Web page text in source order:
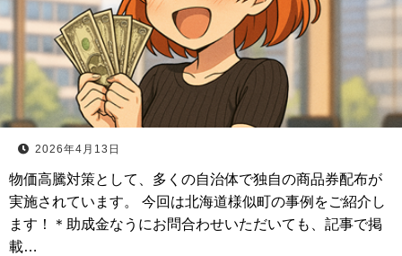
2026年4月13日
物価高騰対策として、多くの自治体で独自の商品券配布が
実施されています。 今回は北海道様似町の事例をご紹介し
ます！＊助成金なうにお問合わせいただいても、記事で掲
載…